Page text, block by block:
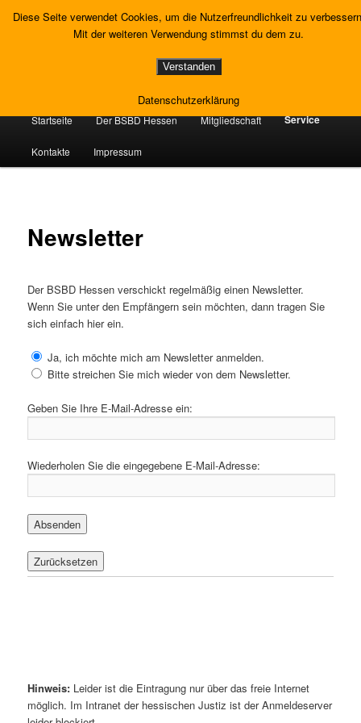
primären
Landesverband Hessen
HauptmenüStartseite Der BSBD Hessen Mitgliedschaft Service
Kontakte Impressum
Newsletter
Der BSBD Hessen verschickt regelmäßig einen Newsletter.
Wenn Sie unter den Empfängern sein möchten, dann tragen Sie
sich einfach hier ein.
Ja, ich möchte mich am Newsletter anmelden.
Bitte streichen Sie mich wieder von dem Newsletter.
Geben Sie Ihre E-Mail-Adresse ein:
Wiederholen Sie die eingegebene E-Mail-Adresse:
Hinweis: Leider ist die Eintragung nur über das freie Internet
möglich. Im Intranet der hessischen Justiz ist der Anmeldeserver
Diese Seite verwendet Cookies, um die Nutzerfreundlichkeit zu
Mit der weiteren Verwendung stimmst du dem zu.
Verstanden
Datenschutzerklärung